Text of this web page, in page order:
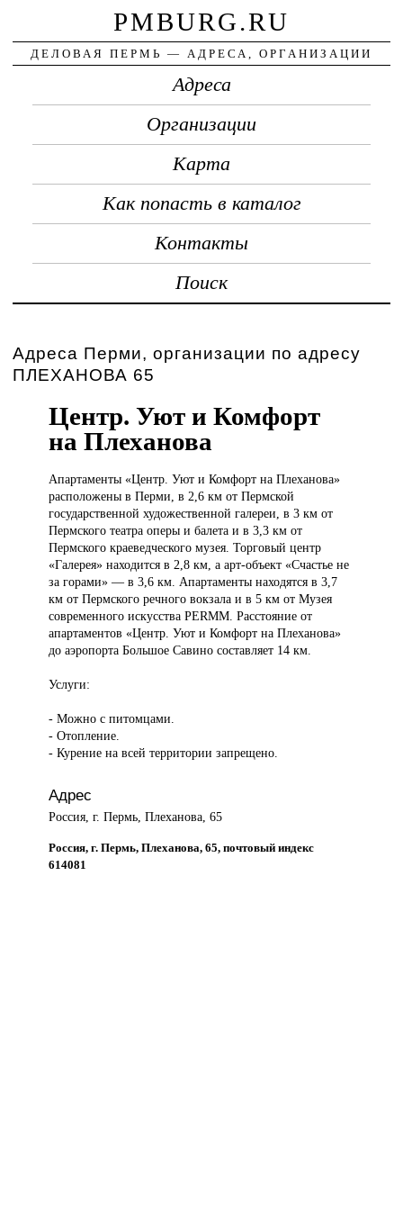
PMBURG.RU
ДЕЛОВАЯ ПЕРМЬ — АДРЕСА, ОРГАНИЗАЦИИ
Адреса
Организации
Карта
Как попасть в каталог
Контакты
Поиск
Адреса Перми, организации по адресу
ПЛЕХАНОВА 65
Центр. Уют и Комфорт
на Плеханова
Апартаменты «Центр.Уют и Комфорт на Плеханова»
расположены в Перми, в 2,6 км от Пермской
государственной художественной галереи, в 3 км от
Пермского театра оперы и балета и в 3,3 км от
Пермского краеведческого музея. Торговый центр
«Галерея» находится в 2,8 км, а арт-объект «Счастье не
за горами» — в 3,6 км. Апартаменты находятся в 3,7
км от Пермского речного вокзала и в 5 км от Музея
современного искусства PERMM. Расстояние от
апартаментов «Центр. Уют и Комфорт на Плеханова»
до аэропорта Большое Савино составляет 14 км.
Услуги:
- Можно с питомцами.
- Отопление.
- Курение на всей территории запрещено.
Адрес
Россия, г. Пермь, Плеханова, 65
Россия, г. Пермь, Плеханова, 65, почтовый индекс
614081